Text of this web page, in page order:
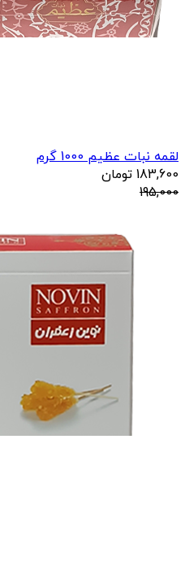
لقمه نبات عظیم 1000 گرم
183,600 تومان
195,000